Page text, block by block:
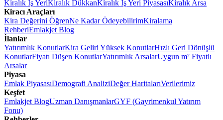
Kiralık İş YeriKiralık DükkanKiralık İş Yeri PiyasasıKiralık Arsa
Kiracı Araçları
Kira Değerini ÖğrenNe Kadar ÖdeyebilirimKiralama
RehberiEmlakjet Blog
İlanlar
Yatırımlık KonutlarKira Geliri Yüksek KonutlarHızlı Geri Dönüşlü
KonutlarFiyatı Düşen KonutlarYatırımlık ArsalarUygun m² Fiyatlı
Arsalar
Piyasa
Emlak PiyasasıDemografi AnaliziDeğer HaritalarıVerilerimiz
Keşfet
Emlakjet BlogUzman DanışmanlarGYF (Gayrimenkul Yatırım
Fonu)